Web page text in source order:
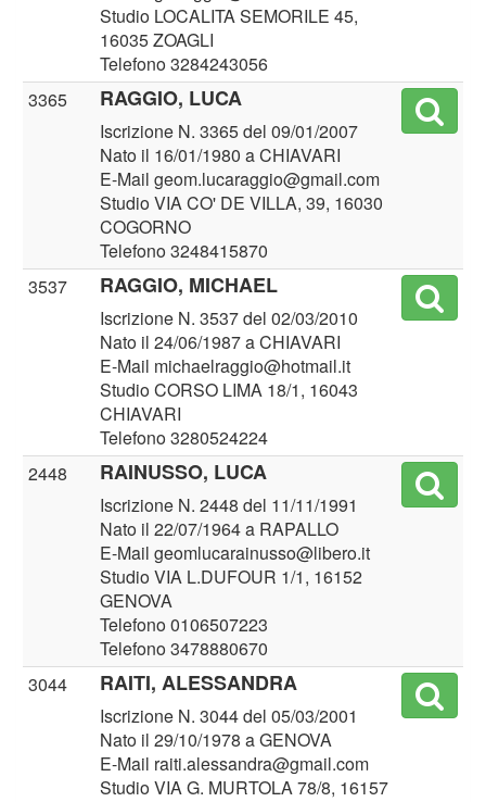
Studio LOCALITA SEMORILE 45,
16035 ZOAGLI
Telefono 3284243056
3365
RAGGIO, LUCA
Iscrizione N. 3365 del 09/01/2007
Nato il 16/01/1980 a CHIAVARI
E-Mail geom.lucaraggio@gmail.com
Studio VIA CO' DE VILLA, 39, 16030
COGORNO
Telefono 3248415870
3537
RAGGIO, MICHAEL
Iscrizione N. 3537 del 02/03/2010
Nato il 24/06/1987 a CHIAVARI
E-Mail michaelraggio@hotmail.it
Studio CORSO LIMA 18/1, 16043
CHIAVARI
Telefono 3280524224
2448
RAINUSSO, LUCA
Iscrizione N. 2448 del 11/11/1991
Nato il 22/07/1964 a RAPALLO
E-Mail geomlucarainusso@libero.it
Studio VIA L.DUFOUR 1/1, 16152
GENOVA
Telefono 0106507223
Telefono 3478880670
3044
RAITI, ALESSANDRA
Iscrizione N. 3044 del 05/03/2001
Nato il 29/10/1978 a GENOVA
E-Mail raiti.alessandra@gmail.com
Studio VIA G. MURTOLA 78/8, 16157